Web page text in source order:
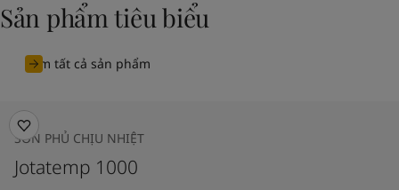
Sản phẩm tiêu biểu
Xem tất cả sản phẩm
SƠN PHỦ CHỊU NHIỆT
Jotatemp 1000